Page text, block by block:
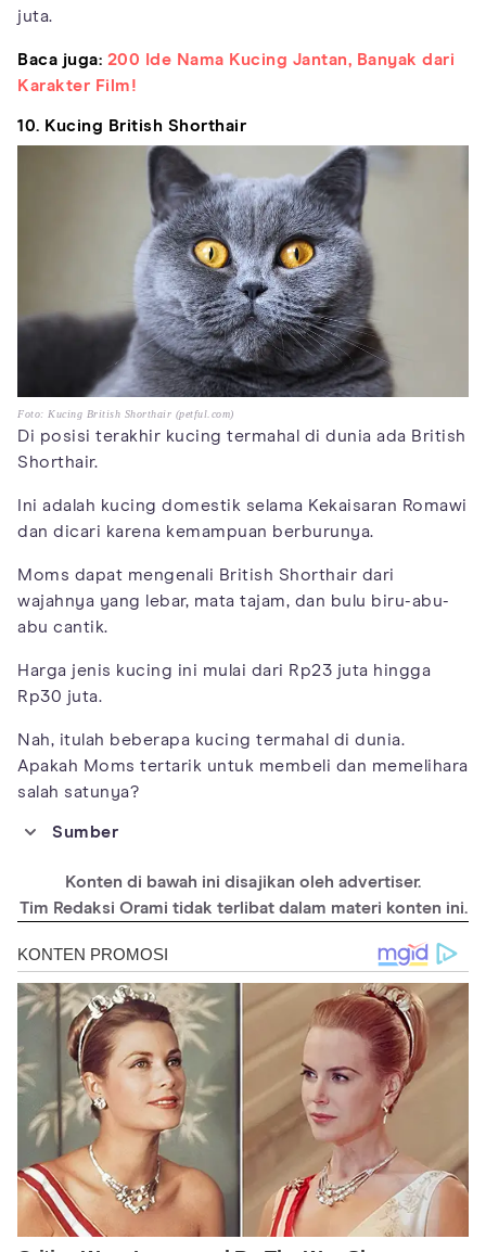
juta.
Baca juga: 200 Ide Nama Kucing Jantan, Banyak dari
Karakter Film!
10. Kucing British Shorthair
Foto: Kucing British Shorthair (petful.com)
Di posisi terakhir kucing termahal di dunia ada British
Shorthair.
Ini adalah kucing domestik selama Kekaisaran Romawi
dan dicari karena kemampuan berburunya.
Moms dapat mengenali British Shorthair dari
wajahnya yang lebar, mata tajam, dan bulu biru-abu-
abu cantik.
Harga jenis kucing ini mulai dari Rp23 juta hingga
Rp30 juta.
Nah, itulah beberapa kucing termahal di dunia.
Apakah Moms tertarik untuk membeli dan memelihara
salah satunya?
Sumber
https://thediscerningcat.com/expensive-cat-breeds/
https://petkeen.com/most-expensive-cat-breeds/
Konten di bawah ini disajikan oleh advertiser.
Tim Redaksi Orami tidak terlibat dalam materi konten ini.